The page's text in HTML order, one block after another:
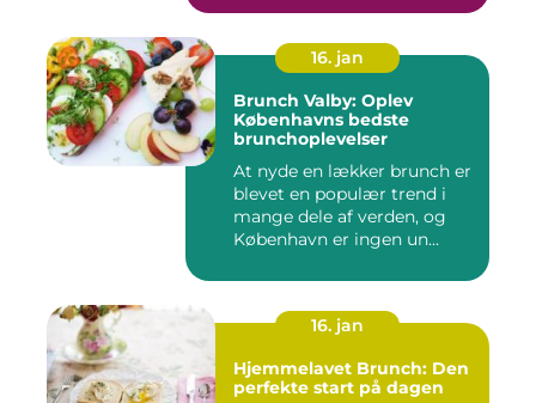
16. jan
Brunch Valby: Oplev
Københavns bedste
brunchoplevelser
At nyde en lækker brunch er
blevet en populær trend i
mange dele af verden, og
København er ingen un...
16. jan
Hjemmelavet Brunch: Den
perfekte start på dagen